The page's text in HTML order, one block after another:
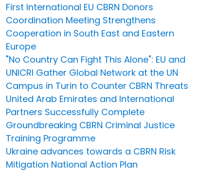
First International EU CBRN Donors
Coordination Meeting Strengthens
Cooperation in South East and Eastern
Europe
"No Country Can Fight This Alone": EU and
UNICRI Gather Global Network at the UN
Campus in Turin to Counter CBRN Threats
United Arab Emirates and International
Partners Successfully Complete
Groundbreaking CBRN Criminal Justice
Training Programme
Ukraine advances towards a CBRN Risk
Mitigation National Action Plan